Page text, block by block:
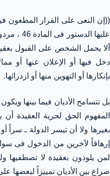
((إن النعى على القرار المطعون
عليها
ألا يحمل الشخص على القبول
دخل فيها أو الإعلان عنها أو
بإنكارها أو التهوين منها أو ازدرائها.
بل تتسامح الأديان فيما بينها
المفهوم الحق لحرية العقيدة أن
بغيرها ولا أن تيسر الدولة ـ سراً
إرهاقاً لآخرين من الدخول فى
لمن يلوذون بعقيدة لا
صراع بين الأديان تمييزاً لبعضها